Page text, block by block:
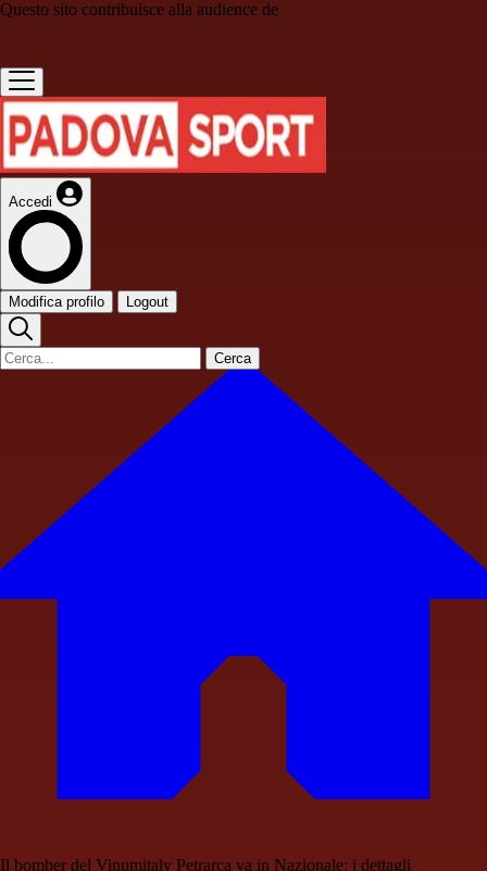
Questo sito contribuisce alla audience de
Accedi
Modifica profilo Logout
Cerca
Il bomber del Vinumitaly Petrarca va in Nazionale: i dettagli